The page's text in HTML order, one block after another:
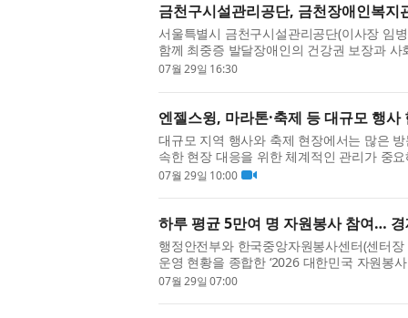
금천구시설관리공단, 금천장애인복지
서울특별시 금천구시설관리공단(이사장 임
함께 최중증 발달장애인의 건강권 보장과
고 있다고 밝혔다. 이번 사업은 신체활동 ...
07월 29일 16:30
엔젤스윙, 마라톤·축제 등 대규모 행
대규모 지역 행사와 축제 현장에서는 많은
속한 현장 대응을 위한 체계적인 관리가 중
한 행사가 운영되는 환경에서는 실시...
07월 29일 10:00
하루 평균 5만여 명 자원봉사 참여…
행정안전부와 한국중앙자원봉사센터(센터
운영 현황을 종합한 ‘2026 대한민국 자원봉
원봉사센터가 협력해 데이터를 최신화...
07월 29일 07:00